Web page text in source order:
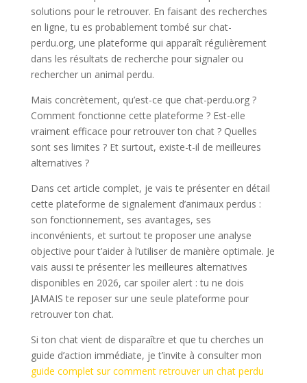
solutions pour le retrouver. En faisant des recherches
en ligne, tu es probablement tombé sur chat-
perdu.org, une plateforme qui apparaît régulièrement
dans les résultats de recherche pour signaler ou
rechercher un animal perdu.
Mais concrètement, qu’est-ce que chat-perdu.org ?
Comment fonctionne cette plateforme ? Est-elle
vraiment efficace pour retrouver ton chat ? Quelles
sont ses limites ? Et surtout, existe-t-il de meilleures
alternatives ?
Dans cet article complet, je vais te présenter en détail
cette plateforme de signalement d’animaux perdus :
son fonctionnement, ses avantages, ses
inconvénients, et surtout te proposer une analyse
objective pour t’aider à l’utiliser de manière optimale. Je
vais aussi te présenter les meilleures alternatives
disponibles en 2026, car spoiler alert : tu ne dois
JAMAIS te reposer sur une seule plateforme pour
retrouver ton chat.
Si ton chat vient de disparaître et que tu cherches un
guide d’action immédiate, je t’invite à consulter mon
guide complet sur comment retrouver un chat perdu